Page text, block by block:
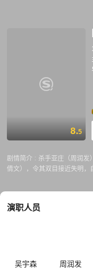
8.5
剧情简介 : 杀手亚庄（周润发
倩文），令其双目接近失明，
Jennie，并想趁她眼睛完全
情另有隐情，亚庄并非冷血杀
演职人员
吴宇森 周润发